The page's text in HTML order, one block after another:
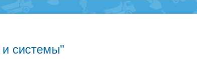
и системы"